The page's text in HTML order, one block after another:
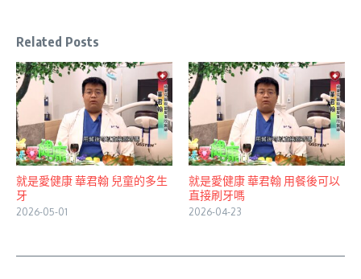
Related Posts
就是愛健康 華君翰 兒童的多生
牙
2026-05-01
就是愛健康 華君翰 用餐後可以
直接刷牙嗎
2026-04-23